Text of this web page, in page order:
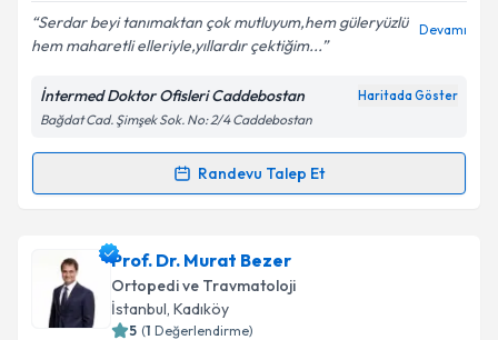
Kişisel verilerimin işlenmesine ilişkin
Aydınlatma
Metni'ni okudum ve kişisel verilerimin belirtilen
kapsamda işlenmesini kabul ediyorum.
Serdar beyi tanımaktan çok mutluyum,hem güleryüzlü
hem maharetli elleriyle,yıllardır çektiğim...
Devamı
İntermed Doktor Ofisleri Caddebostan Haritada Göster
Bağdat Cad. Şimşek Sok. No: 2/4 Caddebostan
Randevu Talep Et
Randevu Takvimi Talebi
Op. Dr. Serdar Zenginiçin randevu takvimi talebi
oluşturun. Size bu uzmandan randevu almanız için bir
takvim hazırlandığında e-posta ile bilgilendireceğiz.
Prof. Dr. Murat Bezer
Ortopedi ve Travmatoloji
İstanbul, Kadıköy
5 (1 Değerlendirme)